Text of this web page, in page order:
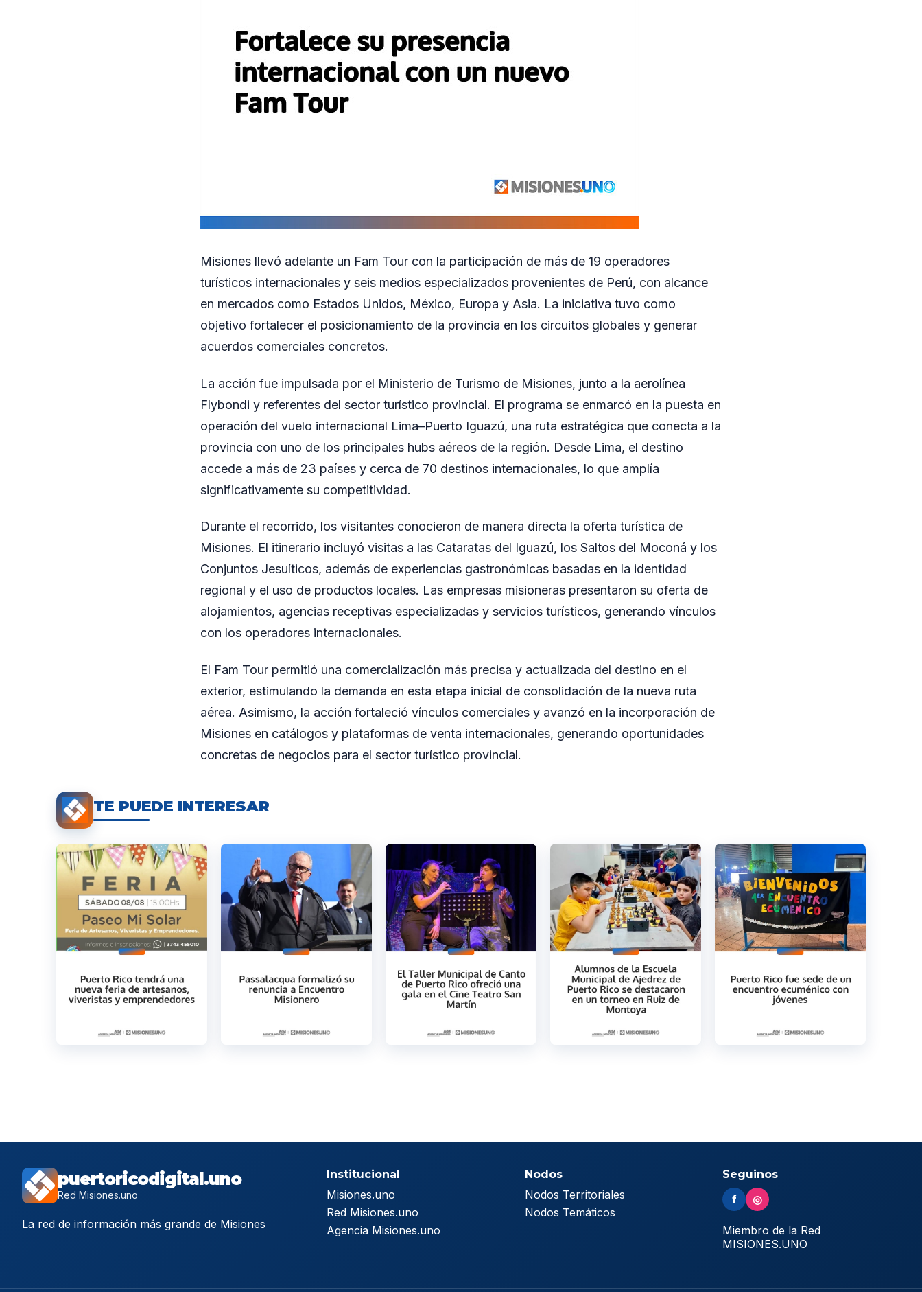
Misiones llevó adelante un Fam Tour con la participación de más de 19 operadores
turísticos internacionales y seis medios especializados provenientes de Perú, con alcance
en mercados como Estados Unidos, México, Europa y Asia. La iniciativa tuvo como
objetivo fortalecer el posicionamiento de la provincia en los circuitos globales y generar
acuerdos comerciales concretos.
La acción fue impulsada por el Ministerio de Turismo de Misiones, junto a la aerolínea
Flybondi y referentes del sector turístico provincial. El programa se enmarcó en la puesta en
operación del vuelo internacional Lima–Puerto Iguazú, una ruta estratégica que conecta a la
provincia con uno de los principales hubs aéreos de la región. Desde Lima, el destino
accede a más de 23 países y cerca de 70 destinos internacionales, lo que amplía
significativamente su competitividad.
Durante el recorrido, los visitantes conocieron de manera directa la oferta turística de
Misiones. El itinerario incluyó visitas a las Cataratas del Iguazú, los Saltos del Moconá y los
Conjuntos Jesuíticos, además de experiencias gastronómicas basadas en la identidad
regional y el uso de productos locales. Las empresas misioneras presentaron su oferta de
alojamientos, agencias receptivas especializadas y servicios turísticos, generando vínculos
con los operadores internacionales.
El Fam Tour permitió una comercialización más precisa y actualizada del destino en el
exterior, estimulando la demanda en esta etapa inicial de consolidación de la nueva ruta
aérea. Asimismo, la acción fortaleció vínculos comerciales y avanzó en la incorporación de
Misiones en catálogos y plataformas de venta internacionales, generando oportunidades
concretas de negocios para el sector turístico provincial.
TE PUEDE INTERESAR
puertoricodigital.uno
Red Misiones.uno
La red de información más grande de Misiones
Institucional
Misiones.uno
Red Misiones.uno
Agencia Misiones.uno
Nodos
Nodos Territoriales
Nodos Temáticos
Seguinos
f ◎
Miembro de la Red
MISIONES.UNO